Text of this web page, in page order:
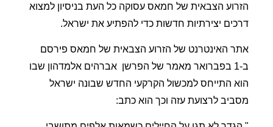
הזרוע הצבאית של חמאס עסוקה כל העת בניסיון למצוא
דרכים יצירתיות חדשות כדי להפתיע את ישראל.
אתר האינטרנט של הזרוע הצבאית של חמאס פירסם
ב-1 בפברואר מאמר של הפרשן
אברהים אלמדהון שבו
הוא התייחס למכשול הקרקעי החדש שבונה ישראל
מסביב לרצועת עזה וכך הוא כתב: